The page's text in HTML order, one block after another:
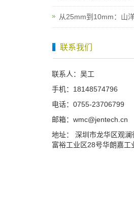
从25mm到10mm：山
联系我们
联系人：吴工
手机：18148574796
电话：0755-23706799
邮箱：wmc@jentech.cn
地址： 深圳市龙华区观澜
富裕工业区28号华朗嘉工